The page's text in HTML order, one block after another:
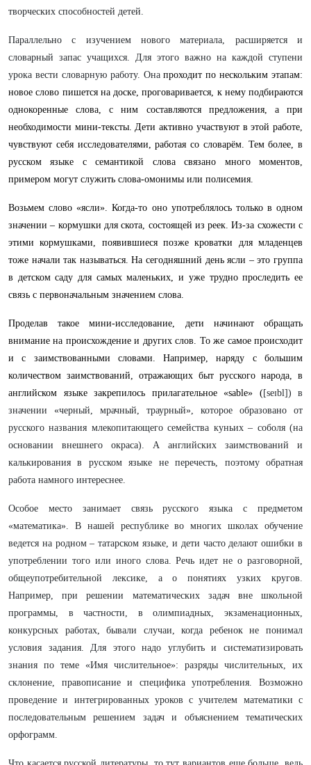
творческих способностей детей.
Параллельно с изучением нового материала, расширяется и
словарный запас учащихся. Для этого важно на каждой ступени
урока вести словарную работу. Онапроходит по нескольким этапам:
новое слово пишется на доске, проговаривается, к нему подбираются
однокоренные слова, с ним составляются предложения, а при
необходимости мини-тексты. Дети активно участвуют в этой работе,
чувствуют себя исследователями, работая со словарём. Тем более, в
русском языке с семантикой слова связано много моментов,
примером могут служить слова-омонимы или полисемия.
Возьмем слово «ясли». Когда-то оно употреблялось только в одном
значении – кормушки для скота, состоящей из реек. Из-за схожести с
этими кормушками, появившиеся позже кроватки для младенцев
тоже начали так называться. На сегодняшний день ясли – это группа
в детском саду для самых маленьких, и уже трудно проследить ее
связь с первоначальным значением слова.
Проделав такое мини-исследование, дети начинают обращать
внимание на происхождение и других слов. То же самое происходит
и с заимствованными словами. Например, наряду с большим
количеством заимствований, отражающих быт русского народа, в
английском языке закрепилось прилагательное «sable» ([seɪbl]) в
значении «черный, мрачный, траурный», которое образовано от
русского названия млекопитающего семейства куньих – соболя (на
основании внешнего окраса). А английских заимствований и
калькирования в русском языке не перечесть, поэтому обратная
работа намного интереснее.
Особое место занимает связь русского языка с предметом
«математика». В нашей республике во многих школах обучение
ведется на родном – татарском языке, и дети часто делают ошибки в
употреблении того или иного слова. Речь идет не о разговорной,
общеупотребительной лексике, а о понятиях узких кругов.
Например, при решении математических задач вне школьной
программы, в частности, в олимпиадных, экзаменационных,
конкурсных работах, бывали случаи, когда ребенок не понимал
условия задания. Для этого надо углубить и систематизировать
знания по теме «Имя числительное»: разряды числительных, их
склонение, правописание и специфика употребления. Возможно
проведение и интегрированных уроков с учителем математики с
последовательным решением задач и объяснением тематических
орфограмм.